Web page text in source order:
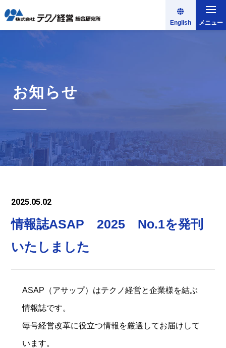
English メニュー
お知らせ
2025.05.02
情報誌ASAP 2025 No.1を発刊
いたしました
ASAP（アサップ）はテクノ経営と企業様を結ぶ
情報誌です。
毎号経営改革に役立つ情報を厳選してお届けして
います。